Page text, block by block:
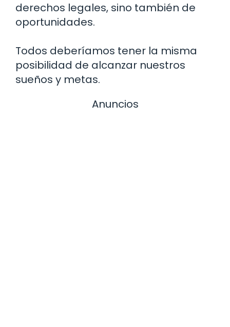
derechos legales, sino también de
oportunidades.
Todos deberíamos tener la misma
posibilidad de alcanzar nuestros
sueños y metas.
Anuncios